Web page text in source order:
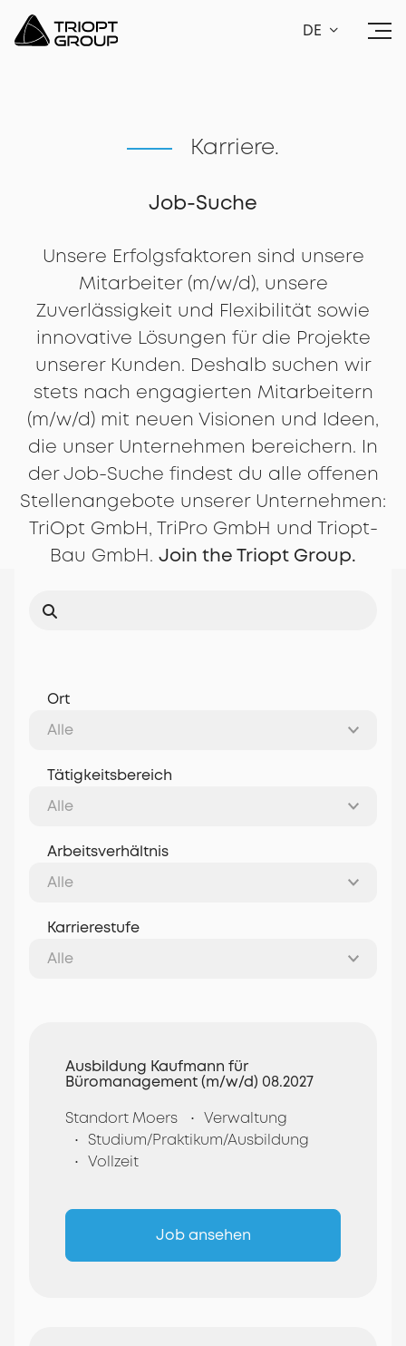
DE
Karriere.
Job-Suche
Unsere Erfolgsfaktoren sind unsere
Mitarbeiter (m/w/d), unsere
Zuverlässigkeit und Flexibilität sowie
innovative Lösungen für die Projekte
unserer Kunden. Deshalb suchen wir
stets nach engagierten Mitarbeitern
(m/w/d) mit neuen Visionen und Ideen,
die unser Unternehmen bereichern. In
der Job-Suche findest du alle offenen
Stellenangebote unserer Unternehmen:
TriOpt GmbH, TriPro GmbH und Triopt-
Bau GmbH. Join the Triopt Group.
Ort
Tätigkeitsbereich
Arbeitsverhältnis
Karrierestufe
Ausbildung Kaufmann für
Büromanagement (m/w/d) 08.2027
Standort Moers
Verwaltung
Studium/Praktikum/Ausbildung
Vollzeit
Job ansehen